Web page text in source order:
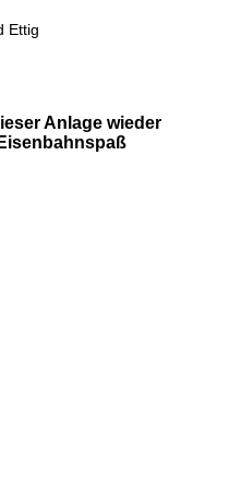
Ettig
Anlage wieder